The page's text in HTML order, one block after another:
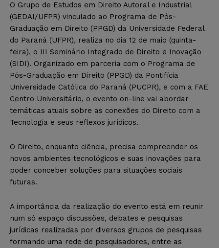
O Grupo de Estudos em Direito Autoral e Industrial
(GEDAI/UFPR) vinculado ao Programa de Pós-
Graduação em Direito (PPGD) da Universidade Federal
do Paraná (UFPR), realiza no dia 12 de maio (quinta-
feira), o III Seminário Integrado de Direito e Inovação
(SIDI). Organizado em parceria com o Programa de
Pós-Graduação em Direito (PPGD) da Pontifícia
Universidade Católica do Paraná (PUCPR), e com a FAE
Centro Universitário, o evento on-line vai abordar
temáticas atuais sobre as conexões do Direito com a
Tecnologia e seus reflexos jurídicos.
O Direito, enquanto ciência, precisa compreender os
novos ambientes tecnológicos e suas inovações para
poder conceber soluções para situações sociais
futuras.
A importância da realização do evento está em reunir
num só espaço discussões, debates e pesquisas
jurídicas realizadas por diversos grupos de pesquisas
formando uma rede de pesquisadores, entre as